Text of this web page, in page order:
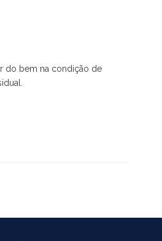
do bem na condição de